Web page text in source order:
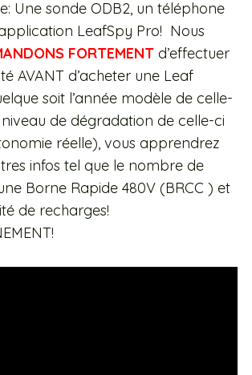
Une sonde ODB2, un téléphone
LeafSpy Pro! Nous
FORTEMENTd’effectuer
AVANT d’acheter une Leaf
soit l’année modèle de celle-
de dégradation de celle-ci
réelle), vous apprendrez
infos tel que le nombre de
Borne Rapide 480V (BRCC ) et
de recharges!